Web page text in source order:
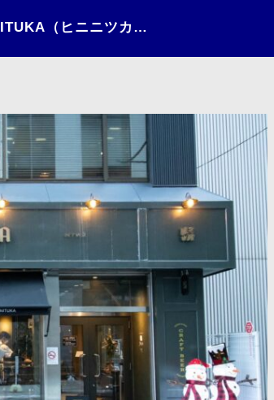
日々の情景（2022）〜HININITUKA（ヒニニツカ）〜